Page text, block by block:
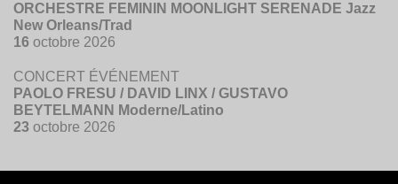
ORCHESTRE FEMININ MOONLIGHT SERENADE Jazz
New Orleans/Trad
16 octobre 2026
CONCERT ÉVÉNEMENT
PAOLO FRESU / DAVID LINX / GUSTAVO
BEYTELMANN Moderne/Latino
23 octobre 2026